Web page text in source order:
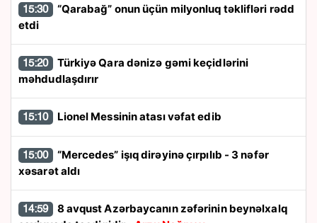
15:30
etdi
15:20
məhdudlaşdırır
15:10 Lionel Messinin atası vəfat edib
15:00
xəsarət aldı
14:59